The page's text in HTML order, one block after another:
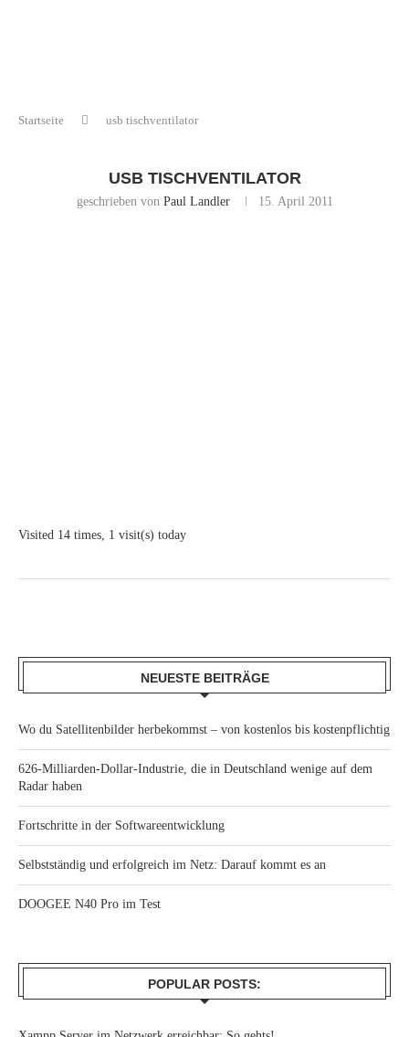
Startseite usb tischventilator
USB TISCHVENTILATOR
geschrieben von Paul Landler 15. April 2011
Visited 14 times, 1 visit(s) today
NEUESTE BEITRÄGE
Wo du Satellitenbilder herbekommst – von kostenlos bis kostenpflichtig
626-Milliarden-Dollar-Industrie, die in Deutschland wenige auf dem
Radar haben
Fortschritte in der Softwareentwicklung
Selbstständig und erfolgreich im Netz: Darauf kommt es an
DOOGEE N40 Pro im Test
POPULAR POSTS: